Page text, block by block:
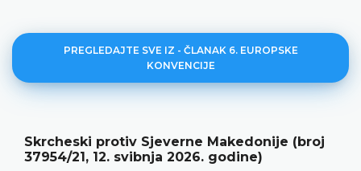
PREGLEDAJTE SVE IZ - ČLANAK 6. EUROPSKE
KONVENCIJE
Skrcheski protiv Sjeverne Makedonije (broj
37954/21, 12. svibnja 2026. godine)